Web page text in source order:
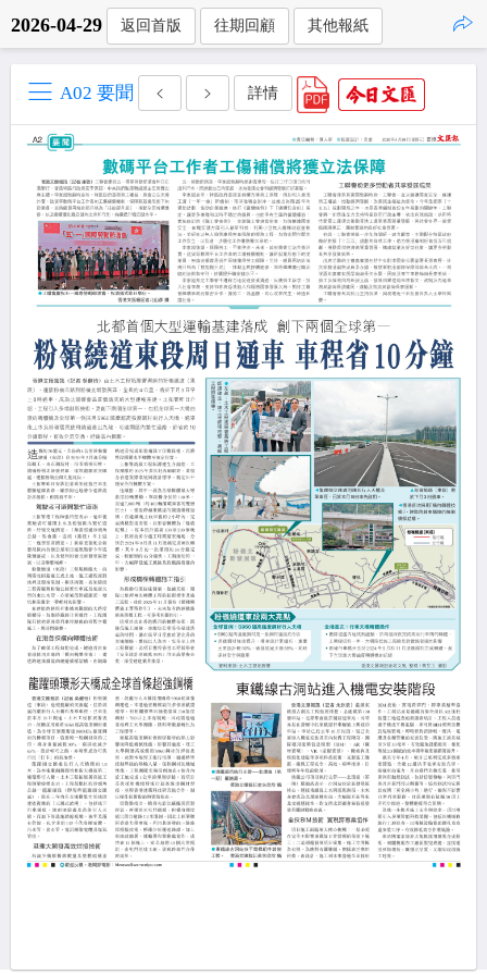
2026-04-29 返回首版 往期回顧 其他報紙
A02 要聞 詳情